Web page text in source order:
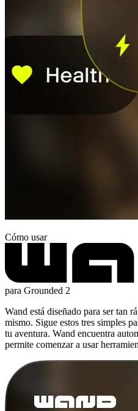
Cómo usar
para Grounded 2
Wand está diseñado para ser tan
mismo. Sigue estos tres simples
tu aventura. Wand encuentra
permite comenzar a usar